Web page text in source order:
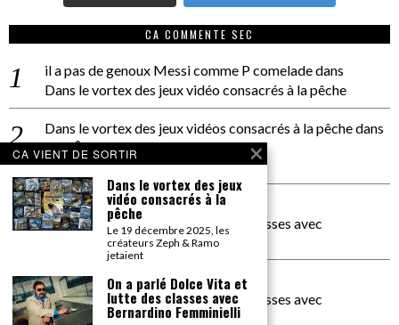
CA COMMENTE SEC
il a pas de genoux Messi comme P comeladedans
Dans le vortex des jeux vidéo consacrés à la pêche
Dans le vortex des jeux vidéos consacrés à la pêchedans
PACÔME THIELLEMENT
La séance d’Hip Gnose
La Patrie
dans
On a parlé Dolce Vita et lutte des classes avec
Bernardino Femminielli
carte noire negra à l'o tiededans
On a parlé Dolce Vita et lutte des classes avec
Bernardino Femminielli
CA VIENT DE SORTIR
Dans le vortex des jeux
vidéo consacrés à la
pêche
Le 19 décembre 2025, les
créateurs Zeph & Ramo
jetaient
On a parlé Dolce Vita et
lutte des classes avec
Bernardino Femminielli